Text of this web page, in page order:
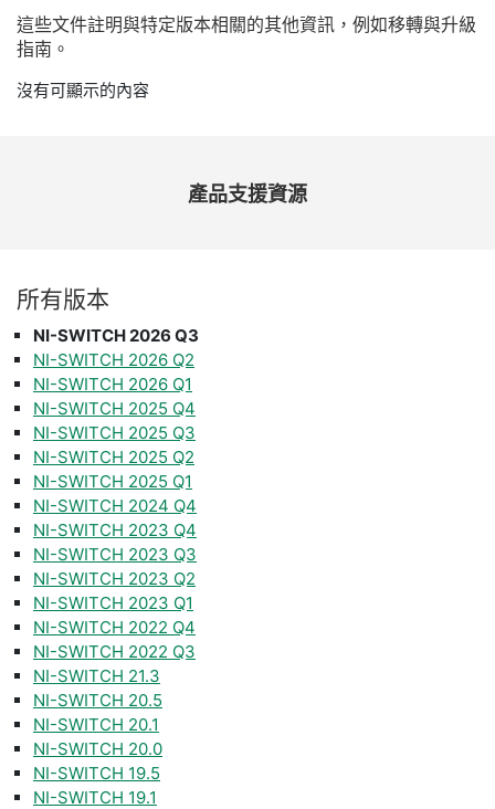
這些文件註明與特定版本相關的其他資訊， 例如移轉與升級
指南。
沒有可顯示的內容
產品支援資源
所有版本
NI-SWITCH 2026 Q3
NI-SWITCH 2026 Q2
NI-SWITCH 2026 Q1
NI-SWITCH 2025 Q4
NI-SWITCH 2025 Q3
NI-SWITCH 2025 Q2
NI-SWITCH 2025 Q1
NI-SWITCH 2024 Q4
NI-SWITCH 2023 Q4
NI-SWITCH 2023 Q3
NI-SWITCH 2023 Q2
NI-SWITCH 2023 Q1
NI-SWITCH 2022 Q4
NI-SWITCH 2022 Q3
NI-SWITCH 21.3
NI-SWITCH 20.5
NI-SWITCH 20.1
NI-SWITCH 20.0
NI-SWITCH 19.5
NI-SWITCH 19.1